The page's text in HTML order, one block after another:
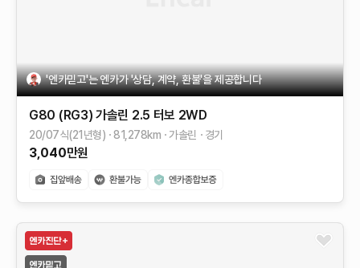
'엔카믿고'는 엔카가 '상담, 계약, 환불'을 제공합니다
G80 (RG3) 가솔린 2.5 터보 2WD
20/07식(21년형) 81,278km 가솔린 경기
3,040만원